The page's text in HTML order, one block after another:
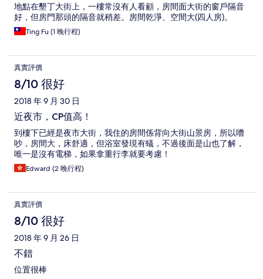
地點在墾丁大街上，一樓常沒有人看顧，房間面大街的窗戶隔音
好，但房門那頭的隔音就稍差。房間乾淨、空間大(四人房)。
Ting Fu (1 晚行程)
真實評價
8/10 很好
2018 年 9 月 30 日
近夜市，CP值高！
到樓下已經是夜市大街，我住的房間係背向大街山景房，所以嘈
吵，房間大，床舒適，但浴室發現有蟻，不過後面是山也了解，
唯一是沒有電梯，如果拿重行李就要考慮！
Edward (2 晚行程)
真實評價
8/10 很好
2018 年 9 月 26 日
不錯
位置很棒